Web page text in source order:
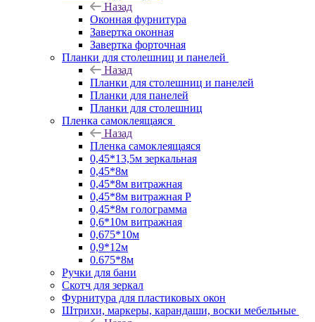
Назад
Оконная фурнитура
Завертка оконная
Завертка форточная
Планки для столешниц и панелей
Назад
Планки для столешниц и панелей
Планки для панелей
Планки для столешниц
Пленка самоклеящаяся
Назад
Пленка самоклеящаяся
0,45*13,5м зеркальная
0,45*8м
0,45*8м витражная
0,45*8м витражная Р
0,45*8м голограмма
0,6*10м витражная
0,675*10м
0,9*12м
0.675*8м
Ручки для бани
Скотч для зеркал
Фурнитура для пластиковых окон
Штрихи, маркеры, карандаши, воски мебельные